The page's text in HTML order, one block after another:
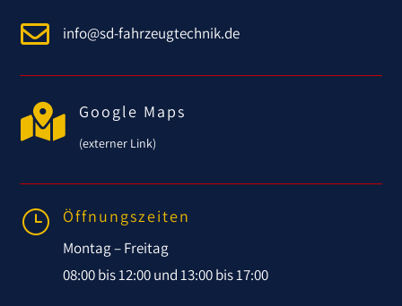
 info@sd-fahrzeugtechnik.de
 Google Maps
(externer Link)
} Öffnungszeiten
Montag – Freitag
08:00 bis 12:00 und 13:00 bis 17:00